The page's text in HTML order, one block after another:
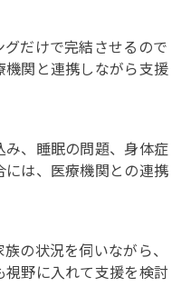
だけで完結させるので
関と連携しながら支援
、睡眠の問題、身体症
は、医療機関との連携
の状況を伺いながら、
野に入れて支援を検討